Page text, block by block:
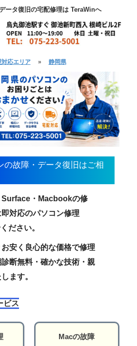
ータ復旧の宅配修理は TeraWinへ
応エリア » 静岡県
の故障・データ復旧はご相
Surface・Macbookの修
対応のパソコン修理
ださい。
安く良心的な価格で修理
断無料・確かな技術・親
ます。
ビス
Macの故障